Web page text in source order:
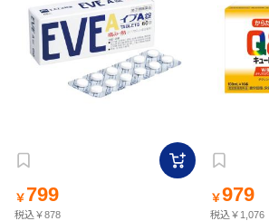
￥ 799
税込￥878
￥979
税込￥1,076